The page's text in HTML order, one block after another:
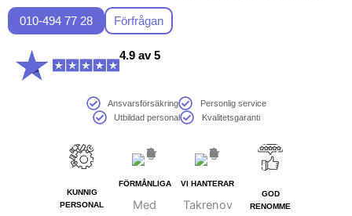
drömkök med Skepia, din partner i köksrenovering i Tranås
Kommun.
010-494 77 28 Förfrågan
4.9 av 5
Ansvarsförsäkring
Personlig service
Utbildad personal
Kvalitetsgaranti
KUNNIG
PERSONAL
FÖRMÅNLIGA
Med
VI HANTERAR
Takrenov
GOD
RENOMME